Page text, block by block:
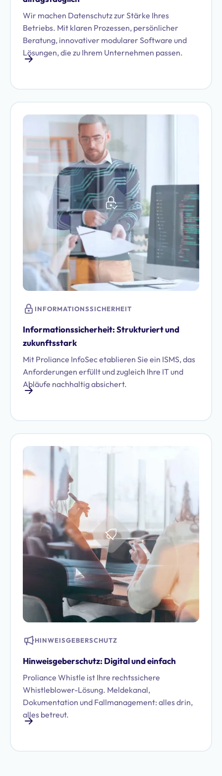
Wir machen Datenschutz zur Stärke Ihres
Betriebs. Mit klaren Prozessen, persönlicher
Beratung, innovativer modularer Software und
Lösungen, die zu Ihrem Unternehmen passen.
INFORMATIONSSICHERHEIT
Informationssicherheit: Strukturiert und
zukunftsstark
Mit Proliance InfoSec etablieren Sie ein ISMS, das
Anforderungen erfüllt und zugleich Ihre IT und
Abläufe nachhaltig absichert.
HINWEISGEBERSCHUTZ
Hinweisgeberschutz: Digital und einfach
Proliance Whistle ist Ihre rechtssichere
Whistleblower-Lösung. Meldekanal,
Dokumentation und Fallmanagement: alles drin,
alles betreut.